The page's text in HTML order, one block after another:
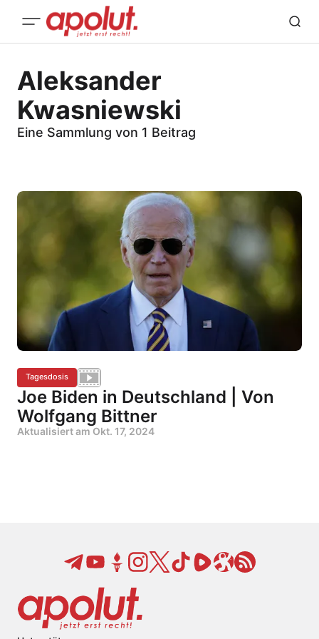
Aleksander
Kwasniewski
Eine Sammlung von 1 Beitrag
Tagesdosis
Joe Biden in Deutschland | Von
Wolfgang Bittner
Aktualisiert am Okt. 17, 2024